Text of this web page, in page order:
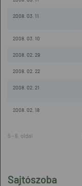
Sajtószoba
2008. 03. 11
2008. 03. 10
2008. 02. 29
2008. 02. 22
2008. 02. 21
2008. 02. 18
5 - 6. oldal